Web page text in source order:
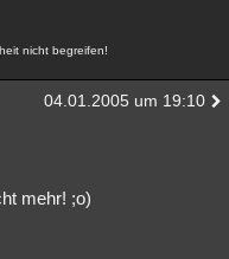
nicht begreifen!
04.01.2005 um 19:10
mehr! ;o)